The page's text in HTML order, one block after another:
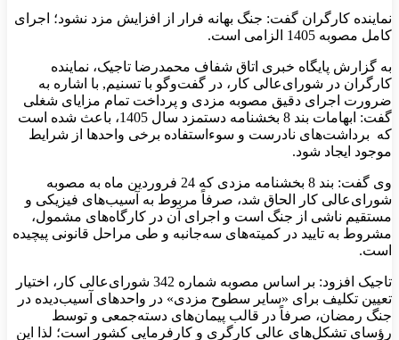
نماینده کارگران گفت: جنگ بهانه فرار از افزایش مزد نشود؛ اجرای
کامل مصوبه 1405 الزامی است.
به گزارش پایگاه خبری اتاق شفاف محمدرضا تاجیک، نماینده
کارگران در شورای‌عالی کار، در گفت‌وگو با تسنیم, با اشاره به
ضرورت اجرای دقیق مصوبه مزدی و پرداخت تمام مزایای شغلی
گفت: ابهامات بند 8 بخشنامه دستمزد سال 1405، باعث شده است
که برداشت‌های نادرست و سوءاستفاده برخی واحدها از شرایط
موجود ایجاد شود.
وی گفت: بند 8 بخشنامه مزدی که 24 فروردین ماه به مصوبه
شورای‌عالی کار الحاق شد، صرفاً مربوط به آسیب‌های فیزیکی و
مستقیم ناشی از جنگ است و اجرای آن در کارگاه‌های مشمول،
مشروط به تایید در کمیته‌های سه‌جانبه و طی مراحل قانونی پیچیده
است.
تاجیک افزود: بر اساس مصوبه شماره 342 شورای‌عالی کار، اختیار
تعیین تکلیف برای «سایر سطوح مزدی» در واحدهای آسیب‌دیده در
جنگ رمضان، صرفاً در قالب پیمان‌های دسته‌جمعی و توسط
رؤسای تشکل‌های عالی کارگری و کارفرمایی کشور است؛ لذا این